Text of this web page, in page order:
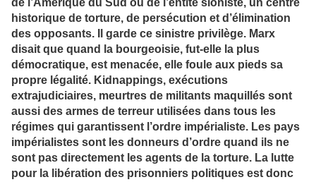
de l’Amérique du Sud ou de l’entité sioniste, un centre
historique de torture, de persécution et d’élimination
des opposants. Il garde ce sinistre privilège. Marx
disait que quand la bourgeoisie, fut-elle la plus
démocratique, est menacée, elle foule aux pieds sa
propre légalité. Kidnappings, exécutions
extrajudiciaires, meurtres de militants maquillés sont
aussi des armes de terreur utilisées dans tous les
régimes qui garantissent l’ordre impérialiste. Les pays
impérialistes sont les donneurs d’ordre quand ils ne
sont pas directement les agents de la torture. La lutte
pour la libération des prisonniers politiques est donc